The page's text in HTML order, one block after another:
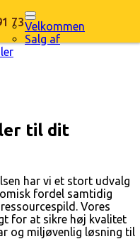
73Velkommen
Salg af
til dit
har vi et stort udvalg
fordel samtidig
Vores
for at sikre høj kvalitet
og miljøvenlig løsning til